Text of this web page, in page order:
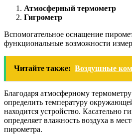
Атмосферный термометр
Гигрометр
Вспомогательное оснащение
функциональные возможности
Читайте также: Воздушные
Благодаря атмосферному
определить температуру
находится устройство. Касательно
определяет влажность воздуха в
пирометра.